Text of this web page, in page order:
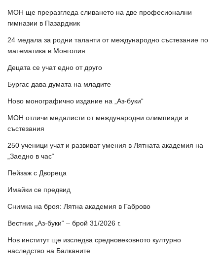
МОН ще преразгледа сливането на две професионални
гимназии в Пазарджик
24 медала за родни таланти от международно състезание по
математика в Монголия
Децата се учат едно от друго
Бургас дава думата на младите
Ново монографично издание на „Аз-буки“
МОН отличи медалисти от международни олимпиади и
състезания
250 ученици учат и развиват умения в Лятната академия на
„Заедно в час“
Пейзаж с Двореца
Имайки се предвид
Снимка на броя: Лятна академия в Габрово
Вестник „Аз-буки“ – брой 31/2026 г.
Нов институт ще изследва средновековното културно
наследство на Балканите